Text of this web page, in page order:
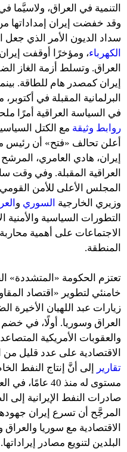
التنمية في العراق، ولاسيَّما
وقد خفضت إيران إمداداتها
سداد الديون الأمر الذي جعل
الكهرباء، ومؤخرًا أوقفت
العراق. وتسلط أزمة الغاز
إيران كمصدر هام للطاقة.
البرلمانية المقبلة في
في السياسة العراقية أمرًا
روابط وثيقة مع الكتل
أعلن تحالف «فتح» أن رئيس
إيران، هادي العامري،
العراقية المقبلة. وفي
المجلس الأعلى للأمن
وزيري الخارجية السوري و
التطورات السياسية
الاجتماعات على أهمية
المنطقة.
تعتزم الحكومة «المتشددة»
خامنئي لتطوير «اقتصاد
زيارات عبد اللهيان الأخيرة
العراق وسوريا. أولًا، في خضم
والعقوبات الأمريكية
الاقتصادية على عدد قليل
تقارير
إلى أنَّ إنتاج النفط
مستوى له منذ
صادرات النفط الإيرانية
المرجَّح أن تسرع إيران
الاقتصادية مع سوريا والعراق
البلدين لتنويع مصادر